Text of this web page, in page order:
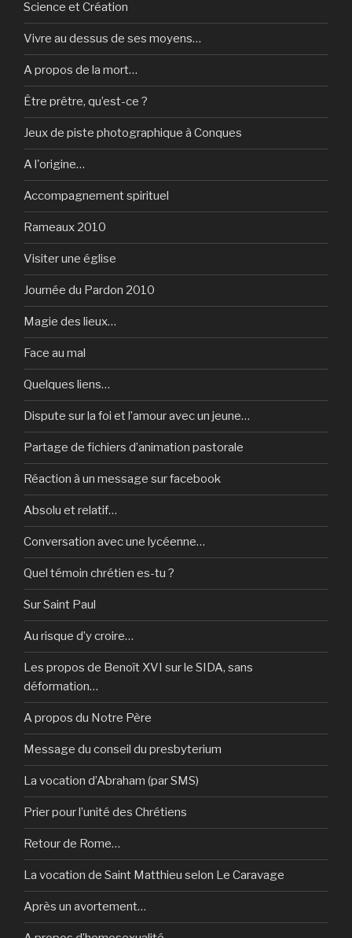
Science et Création
Vivre au dessus de ses moyens…
A propos de la mort…
Être prêtre, qu’est-ce ?
Jeux de piste photographique à Conques
A l'origine…
Accompagnement spirituel
Rameaux 2010
Visiter une église
Journée du Pardon 2010
Magie des lieux…
Face au mal
Quelques liens…
Dispute sur la foi et l’amour avec un jeune…
Partage de fichiers d’animation pastorale
Réaction à un message sur facebook
Absolu et relatif…
Conversation avec une lycéenne…
Quel témoin chrétien es-tu ?
Sur Saint Paul
Au risque d’y croire…
Les propos de Benoît XVI sur le SIDA, sans
déformation…
A propos du Notre Père
Message du conseil du presbyterium
La vocation d’Abraham (par SMS)
Prier pour l’unité des Chrétiens
Retour de Rome…
La vocation de Saint Matthieu selon Le Caravage
Après un avortement…